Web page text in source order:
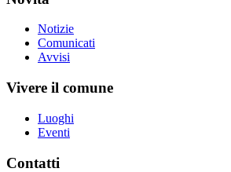
Notizie
Comunicati
Avvisi
Vivere il comune
Luoghi
Eventi
Contatti